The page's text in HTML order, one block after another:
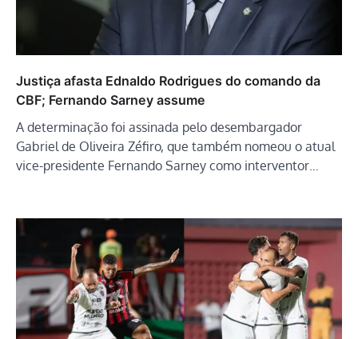
Justiça afasta Ednaldo Rodrigues do comando da
CBF; Fernando Sarney assume
A determinação foi assinada pelo desembargador
Gabriel de Oliveira Zéfiro, que também nomeou o atual
vice-presidente Fernando Sarney como interventor…